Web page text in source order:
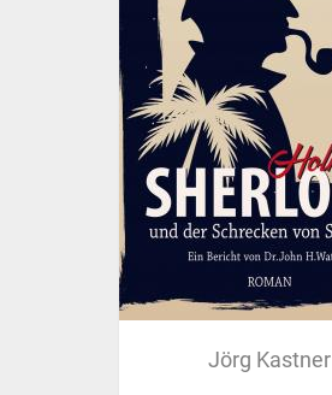
Jörg Kastner